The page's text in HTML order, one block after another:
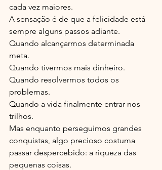
cada vez maiores.
A sensação é de que a felicidade está
sempre alguns passos adiante.
Quando alcançarmos determinada
meta.
Quando tivermos mais dinheiro.
Quando resolvermos todos os
problemas.
Quando a vida finalmente entrar nos
trilhos.
Mas enquanto perseguimos grandes
conquistas, algo precioso costuma
passar despercebido: a riqueza das
pequenas coisas.